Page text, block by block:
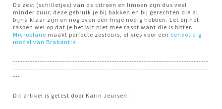
De zest (schilletjes) van de citroen en limoen zijn dus veel
minder zuur, deze gebruik je bij bakken en bij gerechten die al
bijna klaar zijn en nog even een frisje nodig hebben. Let bij het
raspen wel op dat je het wit niet mee raspt want die is bitter.
Microplane maakt perfecte zesteurs, of kies voor een eenvoudig
model van Brabantia.
-------------------------------------------------------------------------------
-------------------------------------------------------------------------------
---
Dit artikel is getest door Karin Jeursen: